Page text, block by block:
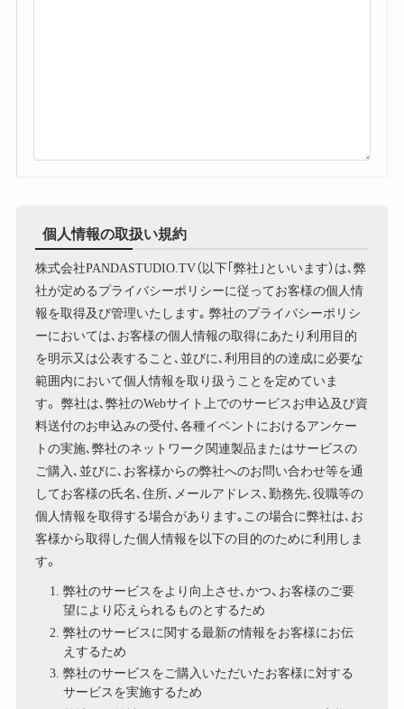
個人情報の取扱い規約
株式会社PANDASTUDIO.TV（以下｢弊社｣といいます）は､弊
社が定めるプライバシーポリシーに従ってお客様の個人情
報を取得及び管理いたします｡ 弊社のプライバシーポリシ
ーにおいては､お客様の個人情報の取得にあたり利用目的
を明示又は公表すること､並びに､利用目的の達成に必要な
範囲内において個人情報を取り扱うことを定めていま
す。 弊社は､弊社のWebサイト上でのサービスお申込及び資
料送付のお申込みの受付､各種イベントにおけるアンケー
トの実施､弊社のネットワーク関連製品またはサービスの
ご購入､並びに､お客様からの弊社へのお問い合わせ等を通
してお客様の氏名､住所､メールアドレス､勤務先､役職等の
個人情報を取得する場合があります｡この場合に弊社は､お
客様から取得した個人情報を以下の目的のために利用しま
す。
弊社のサービスをより向上させ､かつ、お客様のご要
望により応えられるものとするため
弊社のサービスに関する最新の情報をお客様にお伝
えするため
弊社のサービスをご購入いただいたお客様に対する
サービスを実施するため